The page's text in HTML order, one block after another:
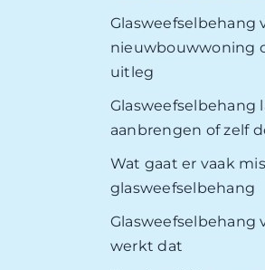
Glasweefselbehang
nieuwbouwwoning
uitleg
Glasweefselbehang
aanbrengen of zelf
Wat gaat er vaak
glasweefselbehang
Glasweefselbehang
werkt dat